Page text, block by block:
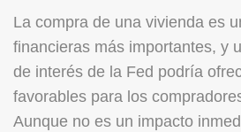
La compra de una vivienda es
financieras más importantes, y
de interés de la Fed podría
favorables para los
Aunque no es un impacto